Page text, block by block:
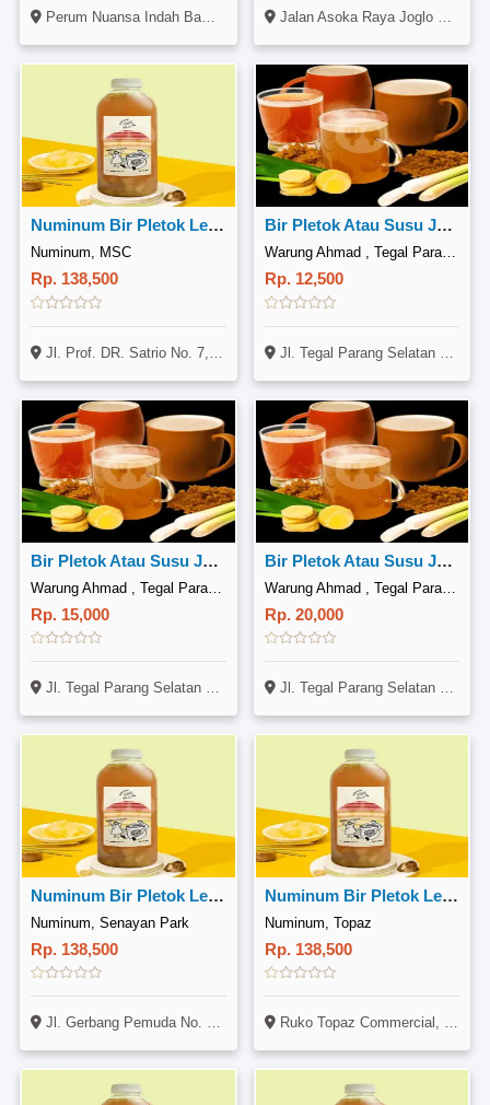
Perum Nuansa Indah Bambon Asri Blok F No.4 Rt.3 Rw.7 Kel.ragajaya Kec.bojonggede Jalan Asoka Raya Joglo Kembangan
Numinum Bir Pletok Lemongrass 1 Liter
Numinum, MSC
Rp. 138,500
Jl. Prof. DR. Satrio No. 7, Karet, Jakarta
Bir Pletok Atau Susu Jahe Original
Warung Ahmad , Tegal Parang, Rumah Adel Mpok Ito
Rp. 12,500
Jl. Tegal Parang Selatan No.17 RT07RW07, Kel Tegal Parang, Kec Mampang Prapatan
Bir Pletok Atau Susu Jahe Susu
Rp. 15,000
Jl. Tegal Parang Selatan No.17 RT07RW07, Kel Tegal Parang, Kec Mampang Prapatan
Bir Pletok Atau Susu Jahe Madu
Warung Ahmad , Tegal Parang, Rumah Adel Mpok Ito
Rp. 20,000
Jl. Tegal Parang Selatan No.17 RT07RW07, Kel Tegal Parang, Kec Mampang Prapatan
Numinum Bir Pletok Lemongrass 1 Liter
Numinum, Senayan Park
Rp. 138,500
Jl. Gerbang Pemuda No. 3, Senayan, Jakarta
Numinum Bir Pletok Lemongrass 1 Liter
Numinum, Topaz
Rp. 138,500
Ruko Topaz Commercial, Blok TC B21, Summarecon Bekasi, Medan Satria, Bekasi